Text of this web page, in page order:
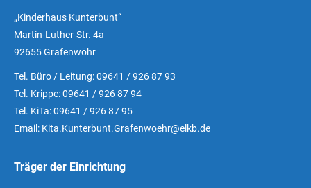
„Kinderhaus Kunterbunt“
Martin-Luther-Str. 4a
92655 Grafenwöhr
Tel. Büro / Leitung: 09641 / 926 87 93
Tel. Krippe: 09641 / 926 87 94
Tel. KiTa: 09641 / 926 87 95
Email: Kita.Kunterbunt.Grafenwoehr@elkb.de
Träger der Einrichtung